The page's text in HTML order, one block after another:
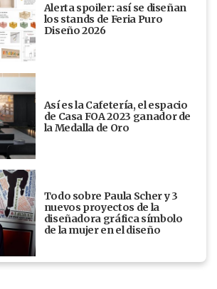
Alerta spoiler: así se diseñan
los stands de Feria Puro
Diseño 2026
Así es la Cafetería, el espacio
de Casa FOA 2023 ganador de
la Medalla de Oro
Todo sobre Paula Scher y 3
nuevos proyectos de la
diseñadora gráfica símbolo
de la mujer en el diseño